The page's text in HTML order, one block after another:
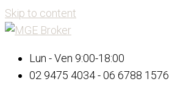
Skip to content
Lun - Ven 9:00-18:00
02 9475 4034 - 06 6788 1576